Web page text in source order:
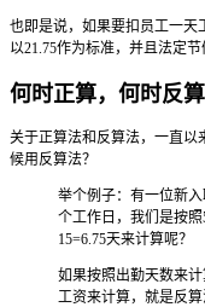
也即是说，如果要扣员工一天
以21.75作为标准，并且法定节
何时正算，何时反算
关于正算法和反算法，一直以
候用反算法？
举个例子：有一位新
个工作日，我们是按
15=6.75天来计算呢？
如果按照出勤天数来
工资来计算，就是反